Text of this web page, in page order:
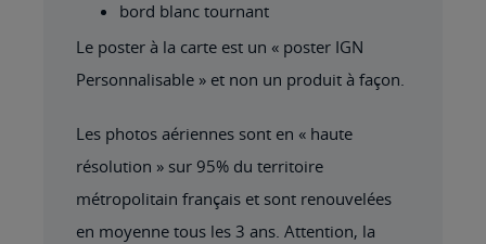
bord blanc tournant
Le poster à la carte est un « poster IGN
Personnalisable » et non un produit à façon.
Les photos aériennes sont en « haute
résolution » sur 95% du territoire
métropolitain français et sont renouvelées
en moyenne tous les 3 ans. Attention, la